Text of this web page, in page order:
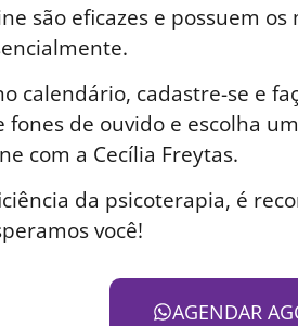
são eficazes e possuem
calendário, cadastre-se e
fones de ouvido e escolha
com a Cecília Freytas.
da psicoterapia, é
você!
AGENDAR